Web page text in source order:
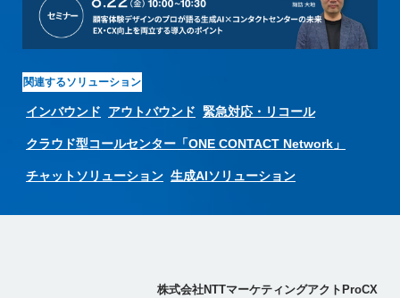
関連するソリューション
インバウンド アウトバウンド 緊急対応・リコール
クラウド型コールセンター「ONE CONTACT Network」
チャットソリューション 生成AIソリューション
株式会社NTTマーケティングアクトProCX